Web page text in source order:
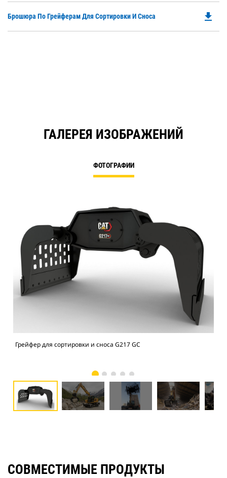
Брошюра По Грейферам Для Сортировки И Сноса file_download
ГАЛЕРЕЯ ИЗОБРАЖЕНИЙ
ФОТОГРАФИИ
Грейфер для сортировки и сноса G217 GC
СОВМЕСТИМЫЕ ПРОДУКТЫ